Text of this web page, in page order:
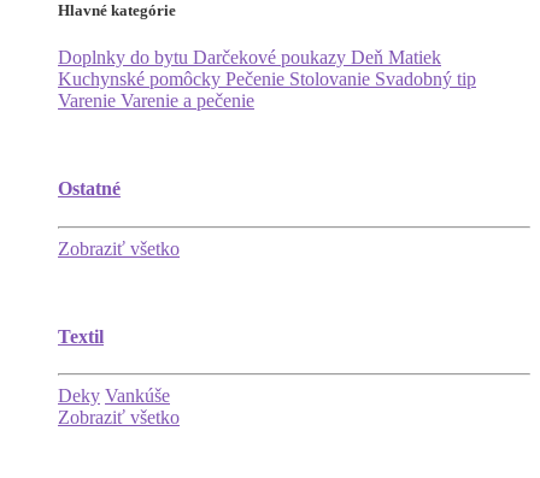
Hlavné kategórie
Doplnky do bytu Darčekové poukazy Deň Matiek
Kuchynské pomôcky Pečenie Stolovanie Svadobný tip
Varenie Varenie a pečenie
Ostatné
Zobraziť všetko
Textil
Deky Vankúše
Zobraziť všetko